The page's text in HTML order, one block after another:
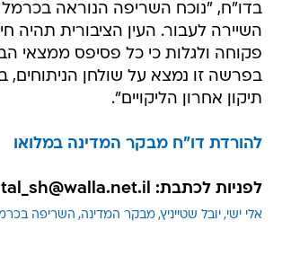
בדו"ח, "נוכח השריפה הנוראה
השיירה לעבור. העין הציבורית תהיה
פקוחה ולגלות כי כל פסיפס ממצאי
בפרשה זו נמצא על שולחן הניתוחים,
תיקון אחרון הליקויים".
להורדת דו"ח מבקר המדינה במלואו
לפניות לכתבת: tal_sh@walla.net.il
אלי ישי יובל שטייניץ מבקר המדינה השריפה